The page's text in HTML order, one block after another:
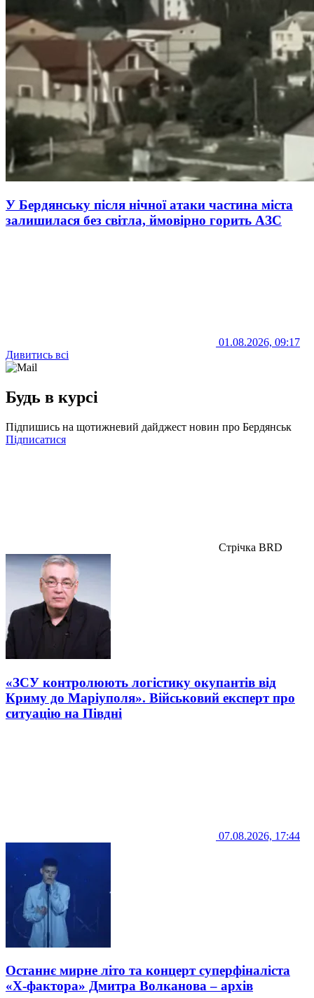
У Бердянську після нічної атаки частина міста
залишилася без світла, ймовірно горить АЗС
01.08.2026, 09:17
Дивитись всі
Будь в курсі
Підпишись на щотижневий дайджест новин про Бердянськ
Підписатися
Стрічка BRD
«ЗСУ контролюють логістику окупантів від
Криму до Маріуполя». Військовий експерт про
ситуацію на Півдні
07.08.2026, 17:44
Останнє мирне літо та концерт суперфіналіста
«Х-фактора» Дмитра Волканова – архів